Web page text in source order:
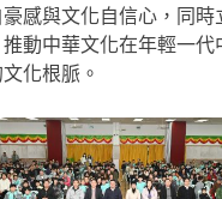
感與文化自信心，同時
動中華文化在年輕一代
化根脈。